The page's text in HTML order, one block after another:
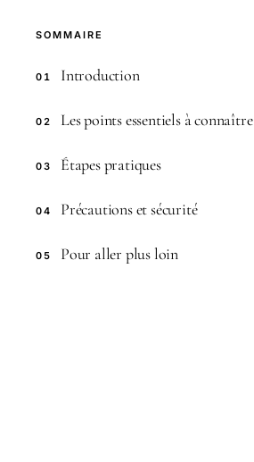
SOMMAIRE
01 Introduction
02 Les points essentiels à connaître
03 Étapes pratiques
04 Précautions et sécurité
05 Pour aller plus loin